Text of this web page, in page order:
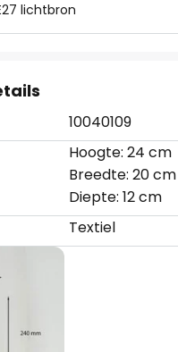
lichtbron
10040109
Hoogte: 24 cm
Breedte: 20 cm
Diepte: 12 cm
Textiel